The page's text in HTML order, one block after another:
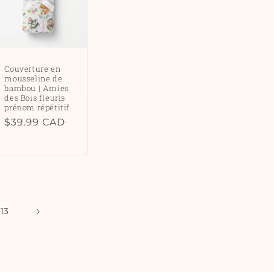
Couverture en
mousseline de
bambou | Amies
des Bois fleuris
prénom répétitif
Prix
$39.99 CAD
13